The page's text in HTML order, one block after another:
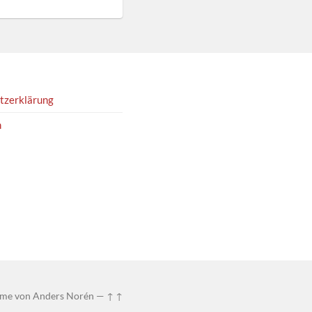
von Anders Norén — ↑ ↑